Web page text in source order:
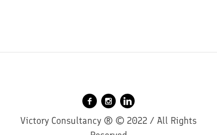
Victory Consultancy ® © 2022 / All Rights